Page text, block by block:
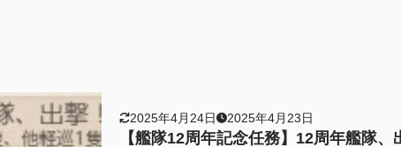
2025年4月24日 2025年4月23日
【艦隊12周年記念任務】12周年艦隊